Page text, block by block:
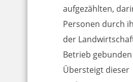
aufgezählten,
Personen durch
der
Betrieb
Übersteigt dieser